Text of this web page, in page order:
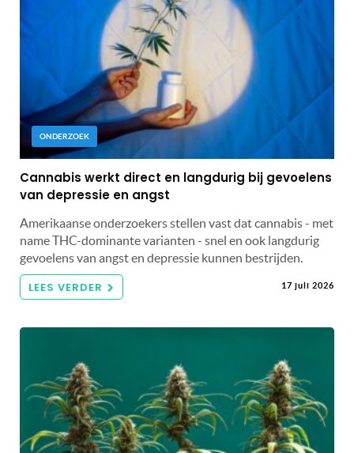
ONDERZOEK
Cannabis werkt direct en langdurig bij gevoelens
van depressie en angst
Amerikaanse onderzoekers stellen vast dat cannabis - met
name THC-dominante varianten - snel en ook langdurig
gevoelens van angst en depressie kunnen bestrijden.
LEES VERDER 17 juli 2026